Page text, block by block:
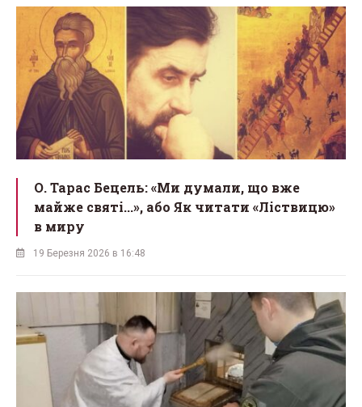
О. Тарас Бецель: «Ми думали, що вже
майже святі...», або Як читати «Ліствицю»
в миру
19 Березня 2026 в 16:48